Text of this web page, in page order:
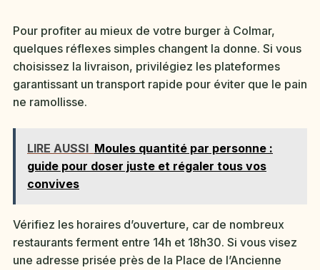
Pour profiter au mieux de votre burger à Colmar,
quelques réflexes simples changent la donne. Si vous
choisissez la livraison, privilégiez les plateformes
garantissant un transport rapide pour éviter que le pain
ne ramollisse.
LIRE AUSSI Moules quantité par personne :
guide pour doser juste et régaler tous vos
convives
Vérifiez les horaires d’ouverture, car de nombreux
restaurants ferment entre 14h et 18h30. Si vous visez
une adresse prisée près de la Place de l’Ancienne